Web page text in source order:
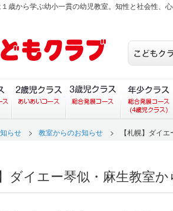
歳から学ぶ幼小一貫の幼児教室。知性と社会性、心
１歳児クラス（プチあいあいコース）
２歳児クラス（あいあいコース
らせ > 教室からのお知らせ > 【札幌】ダイ
】ダイエー琴似・麻生教室